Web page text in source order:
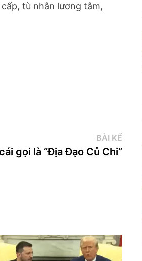
tù nhân lương tâm,
BÀI KẾBài
kế:
gọi là “Địa Đạo Củ Chi”